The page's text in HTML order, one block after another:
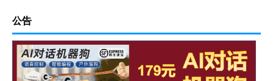
公告